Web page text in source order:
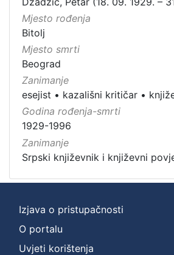
Mjesto rođenja
Bitolj
Mjesto smrti
Beograd
Zanimanje
esejist • kazališni kritičar •
Godina rođenja-smrti
1929-1996
Zanimanje
Srpski književnik i književni
Izjava o pristupačnosti
O portalu
Uvjeti korištenja